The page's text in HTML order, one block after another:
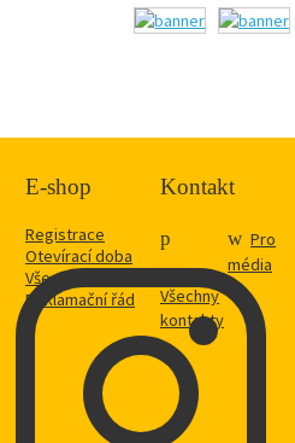
E-shop
Registrace
Otevírací doba
Vše o nákupu
Reklamační řád
Kontakt
Všechny
kontakty
Pro
média